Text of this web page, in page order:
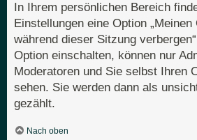
In Ihrem persönlichen Bereich
Einstellungen eine Option
während dieser Sitzung
Option einschalten, können nur
Moderatoren und Sie selbst Ihren
sehen. Sie werden dann als
gezählt.
Nach oben